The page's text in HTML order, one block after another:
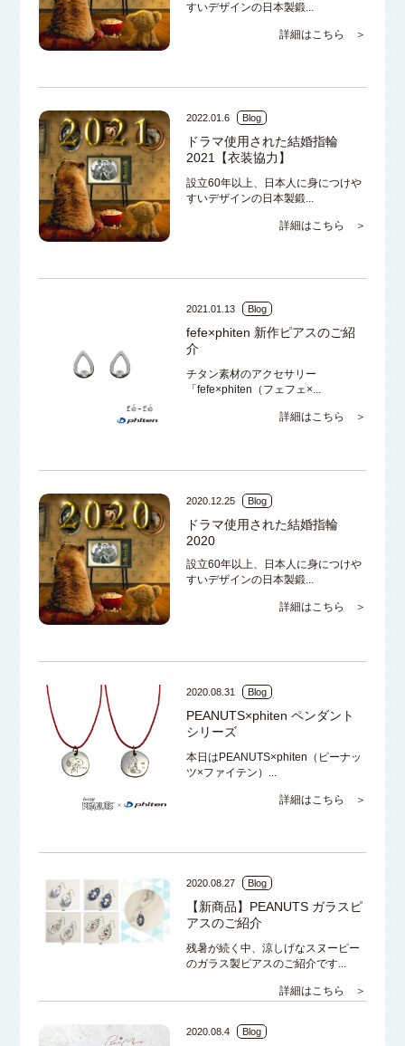
すいデザインの日本製鍛...
詳細はこちら ＞
2022.01.6 Blog
ドラマ使用された結婚指輪
2021【衣装協力】
設立60年以上、日本人に身につけや
すいデザインの日本製鍛...
詳細はこちら ＞
2021.01.13 Blog
fefe×phiten 新作ピアスのご紹
介
チタン素材のアクセサリー
「fefe×phiten（フェフェ×...
詳細はこちら ＞
2020.12.25 Blog
ドラマ使用された結婚指輪
2020
設立60年以上、日本人に身につけや
すいデザインの日本製鍛...
詳細はこちら ＞
2020.08.31 Blog
PEANUTS×phiten ペンダント
シリーズ
本日はPEANUTS×phiten（ピーナッ
ツ×ファイテン）...
詳細はこちら ＞
2020.08.27 Blog
【新商品】PEANUTS ガラスピ
アスのご紹介
残暑が続く中、涼しげなスヌーピー
のガラス製ピアスのご紹介です...
詳細はこちら ＞
2020.08.4 Blog